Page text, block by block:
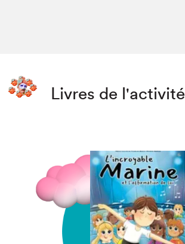
Livres de l'activité